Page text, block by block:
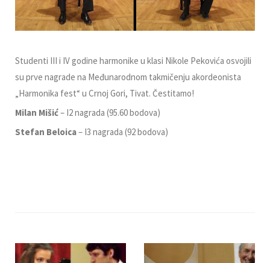
Studenti III i IV godine harmonike u klasi Nikole Pekovića osvojili
su prve nagrade na Međunarodnom takmičenju akordeonista
„Harmonika fest“ u Crnoj Gori, Tivat. Čestitamo!
Milan Mišić– I2 nagrada (95.60 bodova)
Stefan Beloica– I3 nagrada (92 bodova)